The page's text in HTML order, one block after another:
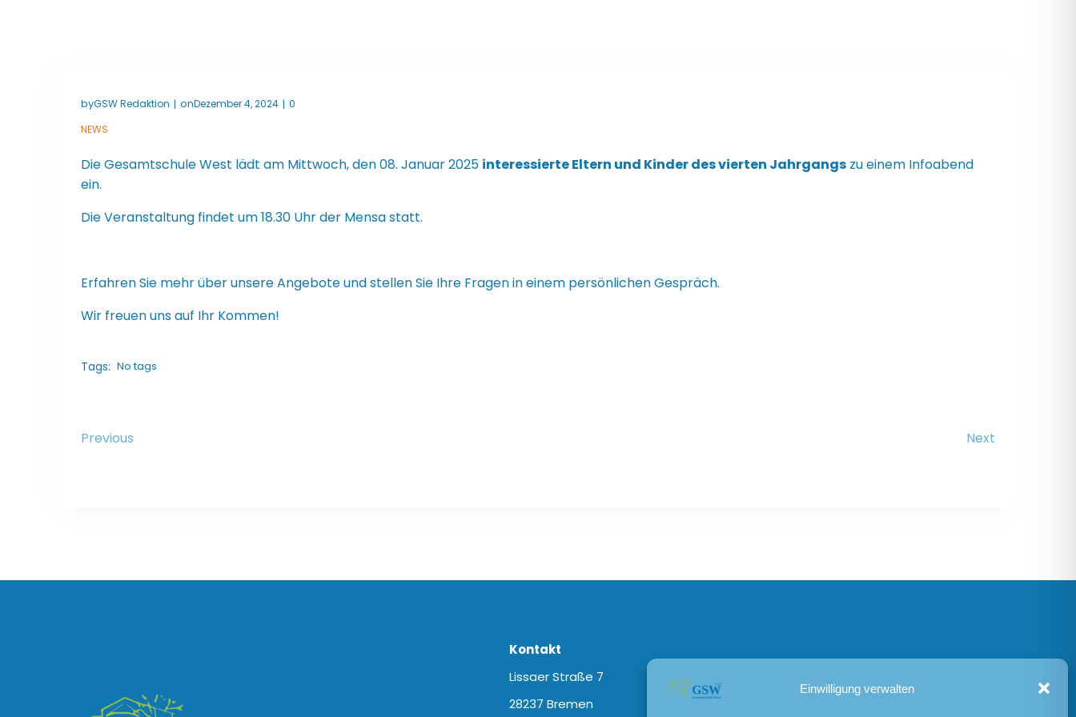
Einwilligung verwalten
byGSW Redaktion | onDezember 4, 2024 | 0
NEWS
Die Gesamtschule West lädt am Mittwoch, den 08. Januar 2025 interessierte Eltern und Kinder des vierten Jahrgangs zu einem Infoabend
ein.
Die Veranstaltung findet um 18.30 Uhr der Mensa statt.
Erfahren Sie mehr über unsere Angebote und stellen Sie Ihre Fragen in einem persönlichen Gespräch.
Wir freuen uns auf Ihr Kommen!
Tags: No tags
Previous Next
Kontakt
Lissaer Straße 7
28237 Bremen